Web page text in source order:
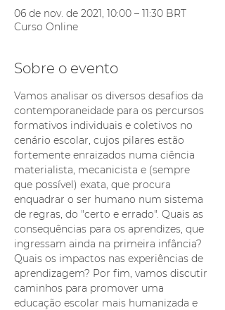
06 de nov. de 2021, 10:00 – 11:30 BRT
Curso Online
Sobre o evento
Vamos analisar os diversos desafios da
contemporaneidade para os percursos
formativos individuais e coletivos no
cenário escolar, cujos pilares estão
fortemente enraizados numa ciência
materialista, mecanicista e (sempre
que possível) exata, que procura
enquadrar o ser humano num sistema
de regras, do "certo e errado". Quais as
consequências para os aprendizes, que
ingressam ainda na primeira infância?
Quais os impactos nas experiências de
aprendizagem? Por fim, vamos discutir
caminhos para promover uma
educação escolar mais humanizada e